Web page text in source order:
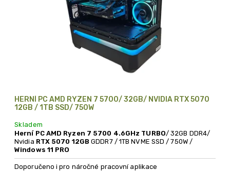
HERNÍ PC AMD RYZEN 7 5700/ 32GB/ NVIDIA RTX 5070
12GB / 1TB SSD/ 750W
Skladem
Herní PC AMD Ryzen 7 5700 4.6GHz TURBO/ 32GB DDR4/
Nvidia RTX 5070 12GB GDDR7 / 1TB NVME SSD / 750W /
Windows 11 PRO
Doporučeno i pro náročné pracovní aplikace